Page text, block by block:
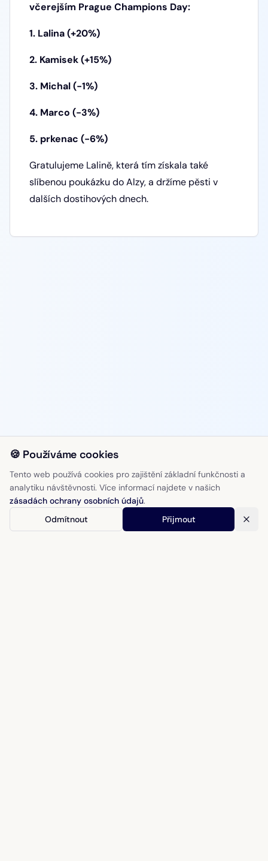
🍪 Používáme cookies
Tento web používá cookies pro zajištění základní funkčnosti a
analytiku návštěvnosti. Více informací najdete v našich
zásadách ochrany osobních údajů.
Odmítnout
Přijmout
včerejším Prague Champions Day:
1. Lalina (+20%)
2. Kamisek (+15%)
3. Michal (-1%)
4. Marco (-3%)
5. prkenac (-6%)
Gratulujeme Lalině, která tím získala také
slíbenou poukázku do Alzy, a držíme pěsti v
dalších dostihových dnech.